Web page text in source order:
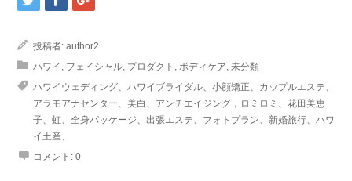
投稿者: author2
ハワイ
フェイシャル プロダクト ボディケア 未分類
ハワイウェディング、ハワイブライダル、小顔矯正、カップルエステ、
アラモアナセンター、美白、アンチエイジング，ロミロミ、花田美恵
子、虹、全身パッケージ、出張エステ、フォトプラン、新婚旅行、ハワ
イ土産、
コメント: 0